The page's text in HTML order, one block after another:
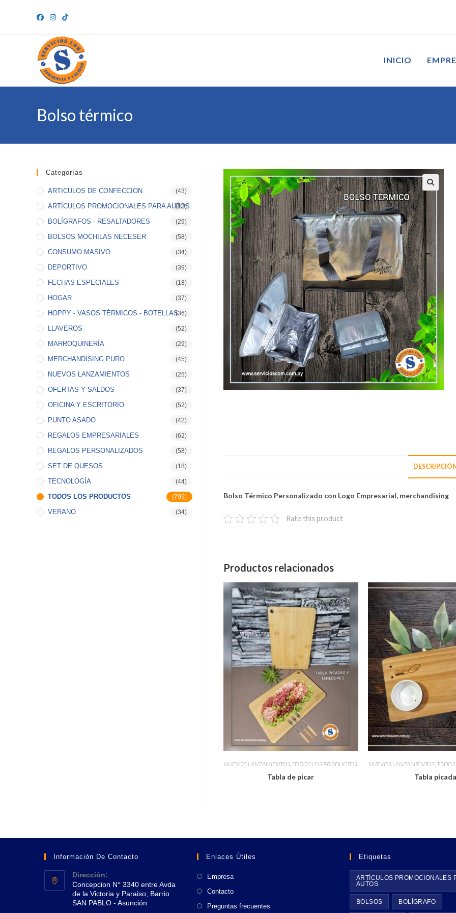
INICIO
Bolso térmico
Bolso Térmico Personalizado con Logo Empresarial, merchandising
Rate this product
Productos relacionados
NUEVOS LANZAMIENTOS, TODOS LOS PRODUCTOS
Tabla de picar
NUEVOS LANZAMIENTOS,
Tabla picada
Categorías
ARTICULOS DE CONFECCION (43)
ARTÍCULOS PROMOCIONALES PARA AUTOS
(12)
BOLÍGRAFOS - RESALTADORES (29)
BOLSOS MOCHILAS NECESER (58)
CONSUMO MASIVO (34)
DEPORTIVO (39)
FECHAS ESPECIALES (18)
HOGAR (37)
HOPPY - VASOS TÉRMICOS - BOTELLAS(36)
LLAVEROS (52)
MARROQUINERÍA (29)
MERCHANDISING PURO (45)
NUEVOS LANZAMIENTOS (25)
OFERTAS Y SALDOS (37)
OFICINA Y ESCRITORIO (52)
PUNTO ASADO (42)
REGALOS EMPRESARIALES (62)
REGALOS PERSONALIZADOS (58)
SET DE QUESOS (18)
TECNOLOGÍA (44)
TODOS LOS PRODUCTOS (795)
VERANO (34)
Información De Contacto
Dirección:
Concepcion N° 3340 entre Avda
de la Victoria y Paraiso, Barrio
SAN PABLO - Asunción
Enlaces Útiles
Empresa
Contacto
Preguntas frecuentes
Etiquetas
ARTÍCULOS PROMOCIONALES
AUTOS
BOLSOS BOLÍGRAFO